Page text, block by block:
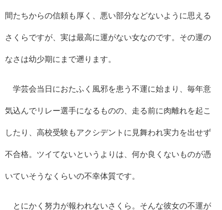
間たちからの信頼も厚く、悪い部分などないように思える
さくらですが、実は最高に運がない女なのです。その運の
なさは幼少期にまで遡ります。
学芸会当日におたふく風邪を患う不運に始まり、毎年意
気込んでリレー選手になるものの、走る前に肉離れを起こ
したり、高校受験もアクシデントに見舞われ実力を出せず
不合格。ツイてないというよりは、何か良くないものが憑
いていそうなくらいの不幸体質です。
とにかく努力が報われないさくら。そんな彼女の不運が